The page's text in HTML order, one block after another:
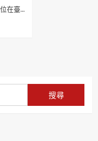
在臺...
搜尋